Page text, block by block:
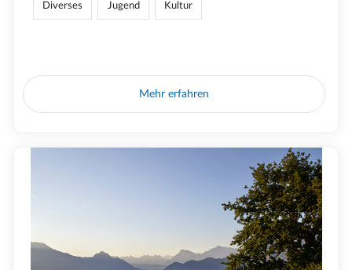
Diverses Jugend Kultur
Mehr erfahren